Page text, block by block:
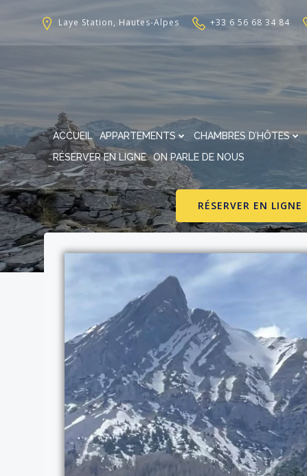
contenu
Laye Station, Hautes-Alpes +33 6 56 68 34 84
ACCUEIL APPARTEMENTS CHAMBRES D’HÔTES
RÉSERVER EN LIGNE
ON PARLE DE NOUS
RÉSERVER EN LIGNE